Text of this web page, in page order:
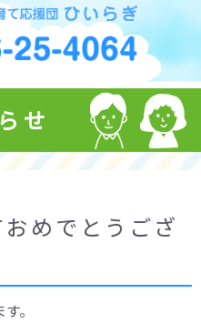
せ
おめでとうござ
。